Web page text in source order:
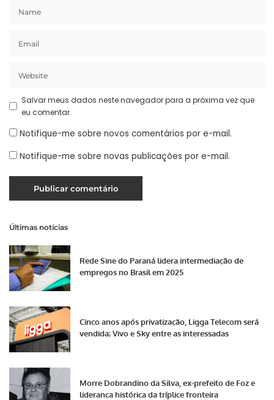
Salvar meus dados neste navegador para a próxima vez que
eu comentar.
Notifique-me sobre novos comentários por e-mail.
Notifique-me sobre novas publicações por e-mail.
Últimas notícias
Rede Sine do Paraná lidera intermediação de
empregos no Brasil em 2025
Cinco anos após privatização, Ligga Telecom será
vendida; Vivo e Sky entre as interessadas
Morre Dobrandino da Silva, ex-prefeito de Foz e
liderança histórica da tríplice fronteira